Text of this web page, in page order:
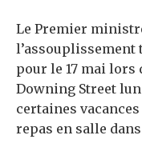
Le Premier
pour le 17 mai lors
Downing Street
certaines
repas en salle